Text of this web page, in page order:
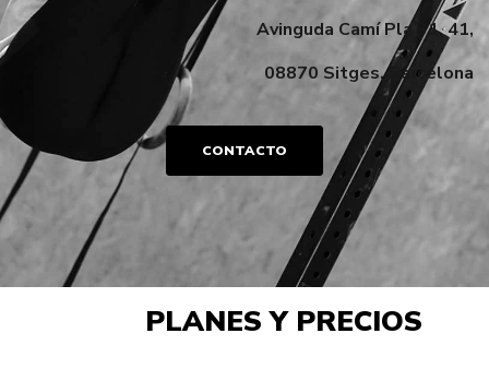
Avinguda Camí Pla 31, 41,
08870 Sitges, Barcelona
CONTACTO
PLANES Y PRECIOS